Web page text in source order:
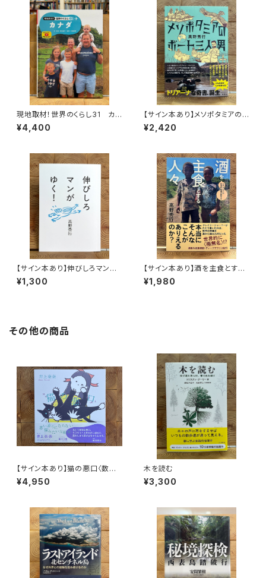
現地取材！世界のくらし31 カナ
ダ
¥4,400
【サイン本あり】メソポタミアの
ボート三人男
¥2,420
【サイン本あり】伸びしろマンが
ゆく！
¥1,300
【サイン本あり】酒を主食とする
人々 エチオピアの科学的秘境
を旅する
¥1,980
その他の商品
【サイン本あり】猫の悪口〈数量
限定・オリジナルトート付き〉
¥4,950
木を読む
¥3,300